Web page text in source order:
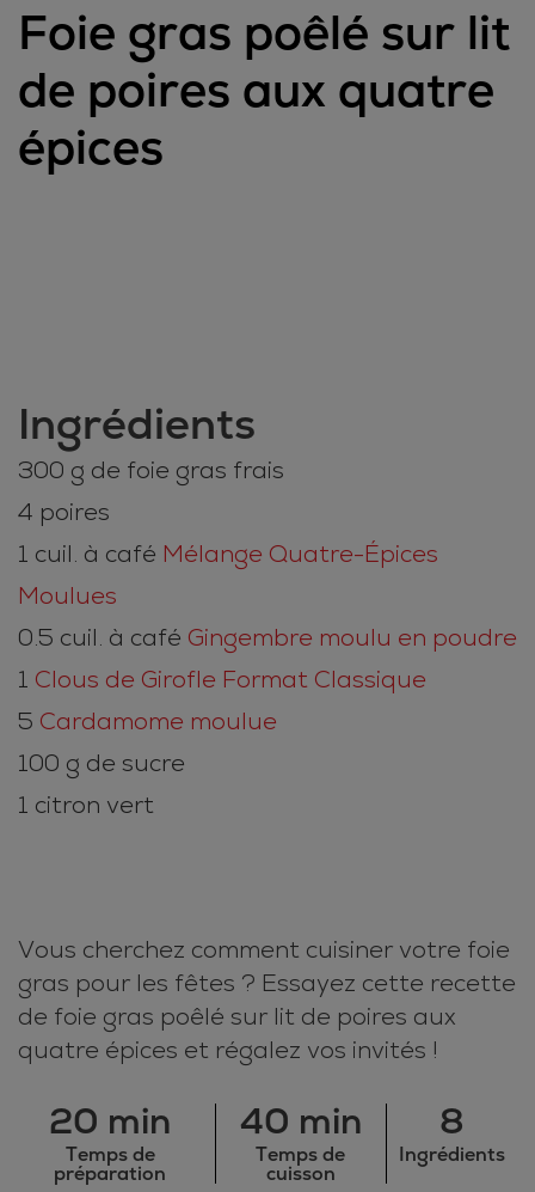
Foie gras poêlé sur lit
de poires aux quatre
épices
Ingrédients
300 g de foie gras frais
4 poires
1 cuil. à café Mélange Quatre-Épices
Moulues
0.5 cuil. à café Gingembre moulu en poudre
1 Clous de Girofle Format Classique
5 Cardamome moulue
100 g de sucre
1 citron vert
Vous cherchez comment cuisiner votre foie
gras pour les fêtes ? Essayez cette recette
de foie gras poêlé sur lit de poires aux
quatre épices et régalez vos invités !
20 min
Temps de
préparation
40 min
Temps de
cuisson
8
Ingrédients